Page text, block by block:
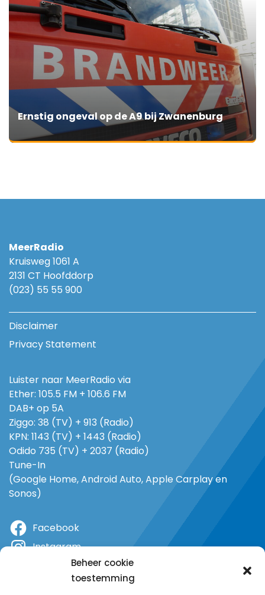
Beheer cookie
toestemming
Ernstig ongeval op de A9 bij Zwanenburg
MeerRadio
Kruisweg 1061 A
2131 CT Hoofddorp
(023) 55 55 900
Disclaimer
Privacy Statement
Luister naar MeerRadio via
Ether: 105.5 FM + 106.6 FM
DAB+ op 5A
Ziggo: 38 (TV) + 913 (Radio)
KPN: 1143 (TV) + 1443 (Radio)
Odido 735 (TV) + 2037 (Radio)
Tune-In
(Google Home, Android Auto, Apple Carplay en
Sonos)
Facebook
Instagram
YouTube